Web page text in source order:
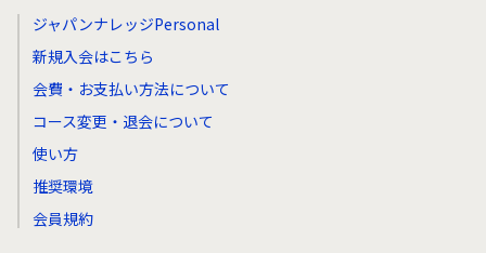
ジャパンナレッジPersonal
新規入会はこちら
会費・お支払い方法について
コース変更・退会について
使い方
推奨環境
会員規約